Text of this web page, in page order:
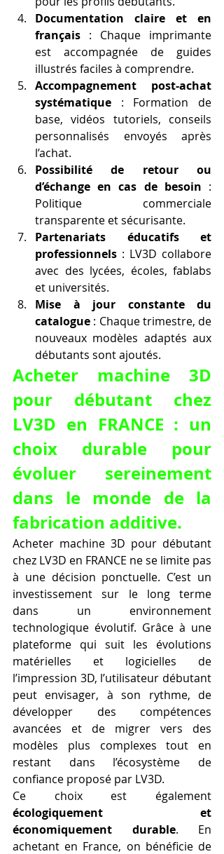
Documentation claire et en
français : Chaque imprimante
est accompagnée de guides
illustrés faciles à comprendre.
Accompagnement post-achat
systématique : Formation de
base, vidéos tutoriels, conseils
personnalisés envoyés après
l’achat.
Possibilité de retour ou
d’échange en cas de besoin :
Politique commerciale
transparente et sécurisante.
Partenariats éducatifs et
professionnels : LV3D collabore
avec des lycées, écoles, fablabs
et universités.
Mise à jour constante du
catalogue : Chaque trimestre, de
nouveaux modèles adaptés aux
débutants sont ajoutés.
Acheter machine 3D
pour débutant chez
LV3D en FRANCE : un
choix durable pour
évoluer sereinement
dans le monde de la
fabrication additive.
Acheter machine 3D pour débutant
chez LV3D en FRANCE ne se limite pas
à une décision ponctuelle. C’est un
investissement sur le long terme
dans un environnement
technologique évolutif. Grâce à une
plateforme qui suit les évolutions
matérielles et logicielles de
l’impression 3D, l’utilisateur débutant
peut envisager, à son rythme, de
développer des compétences
avancées et de migrer vers des
modèles plus complexes tout en
restant dans l’écosystème de
confiance proposé par LV3D.
écologiquement et
économiquement durable. En